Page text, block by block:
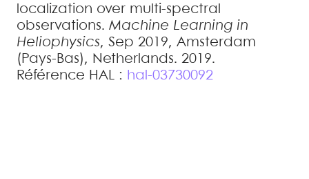
localization over multi-spectral
observations. Machine Learning in
Heliophysics, Sep 2019, Amsterdam
(Pays-Bas), Netherlands. 2019.
Référence HAL : hal-03730092